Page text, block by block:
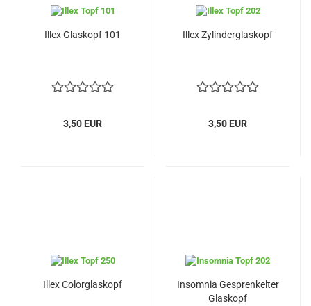
Illex Glaskopf 101
3,50 EUR
Illex Zylinderglaskopf
3,50 EUR
Illex Colorglaskopf
Insomnia Gesprenkelter
Glaskopf